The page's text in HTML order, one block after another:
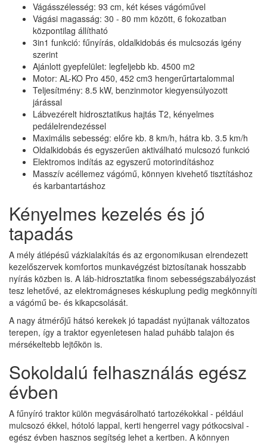
Vágásszélesség: 93 cm, két késes vágóművel
Vágási magasság: 30 - 80 mm között, 6 fokozatban
központilag állítható
3in1 funkció: fűnyírás, oldalkidobás és mulcsozás igény
szerint
Ajánlott gyepfelület: legfeljebb kb. 4500 m2
Motor: AL-KO Pro 450, 452 cm3 hengerűrtartalommal
Teljesítmény: 8.5 kW, benzinmotor kiegyensúlyozott
járással
Lábvezérelt hidrosztatikus hajtás T2, kényelmes
pedálelrendezéssel
Maximális sebesség: előre kb. 8 km/h, hátra kb. 3.5 km/h
Oldalkidobás és egyszerűen aktiválható mulcsozó funkció
Elektromos indítás az egyszerű motorindításhoz
Masszív acéllemez vágómű, könnyen kivehető tisztításhoz
és karbantartáshoz
Kényelmes kezelés és jó
tapadás
A mély átlépésű vázkialakítás és az ergonomikusan elrendezett
kezelőszervek komfortos munkavégzést biztosítanak hosszabb
nyírás közben is. A láb-hidrosztatika finom sebességszabályozást
tesz lehetővé, az elektromágneses késkuplung pedig megkönnyíti
a vágómű be- és kikapcsolását.
A nagy átmérőjű hátsó kerekek jó tapadást nyújtanak változatos
terepen, így a traktor egyenletesen halad puhább talajon és
mérsékeltebb lejtőkön is.
Sokoldalú felhasználás egész
évben
A fűnyíró traktor külön megvásárolható tartozékokkal - például
mulcsozó ékkel, hótoló lappal, kerti hengerrel vagy pótkocsival -
egész évben hasznos segítség lehet a kertben. A könnyen